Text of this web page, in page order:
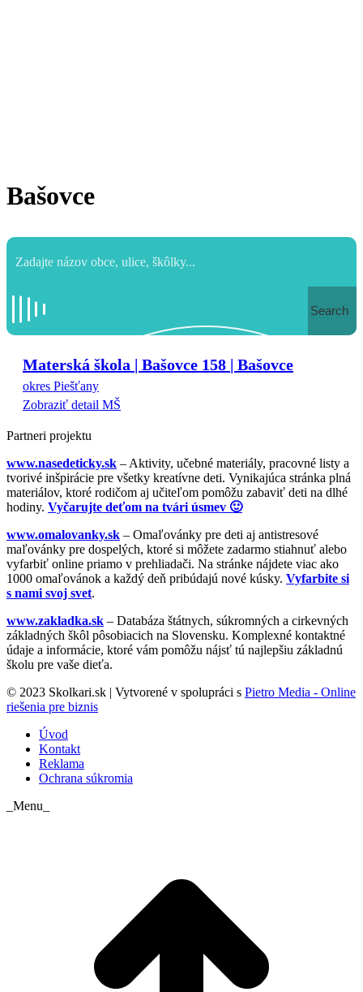
Bašovce
Search
Materská škola | Bašovce 158 | Bašovce
okres Piešťany
Zobraziť detail MŠ
Partneri projektu
www.nasedeticky.sk – Aktivity, učebné materiály, pracovné listy a
tvorivé inšpirácie pre všetky kreatívne deti. Vynikajúca stránka plná
materiálov, ktoré rodičom aj učiteľom pomôžu zabaviť deti na dlhé
hodiny. Vyčarujte deťom na tvári úsmev 🙂
www.omalovanky.sk – Omaľovánky pre deti aj antistresové
maľovánky pre dospelých, ktoré si môžete zadarmo stiahnuť alebo
vyfarbiť online priamo v prehliadači. Na stránke nájdete viac ako
1000 omaľovánok a každý deň pribúdajú nové kúsky. Vyfarbite si
s nami svoj svet.
www.zakladka.sk – Databáza štátnych, súkromných a cirkevných
základných škôl pôsobiacich na Slovensku. Komplexné kontaktné
údaje a informácie, ktoré vám pomôžu nájsť tú najlepšiu základnú
školu pre vaše dieťa.
© 2023 Skolkari.sk | Vytvorené v spolupráci s Pietro Media - Online
riešenia pre biznis
Úvod
Kontakt
Reklama
Ochrana súkromia
_Menu_